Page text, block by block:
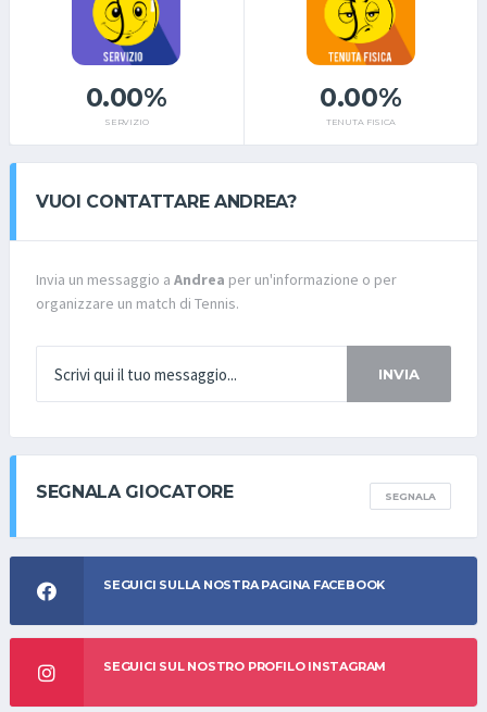
0.00%
SERVIZIO
0.00%
TENUTA FISICA
VUOI CONTATTARE ANDREA?
Invia un messaggio a Andrea per un'informazione o per
organizzare un match di Tennis.
INVIA
SEGNALA GIOCATORE SEGNALA
SEGUICI SULLA NOSTRA PAGINA FACEBOOK
SEGUICI SUL NOSTRO PROFILO INSTAGRAM